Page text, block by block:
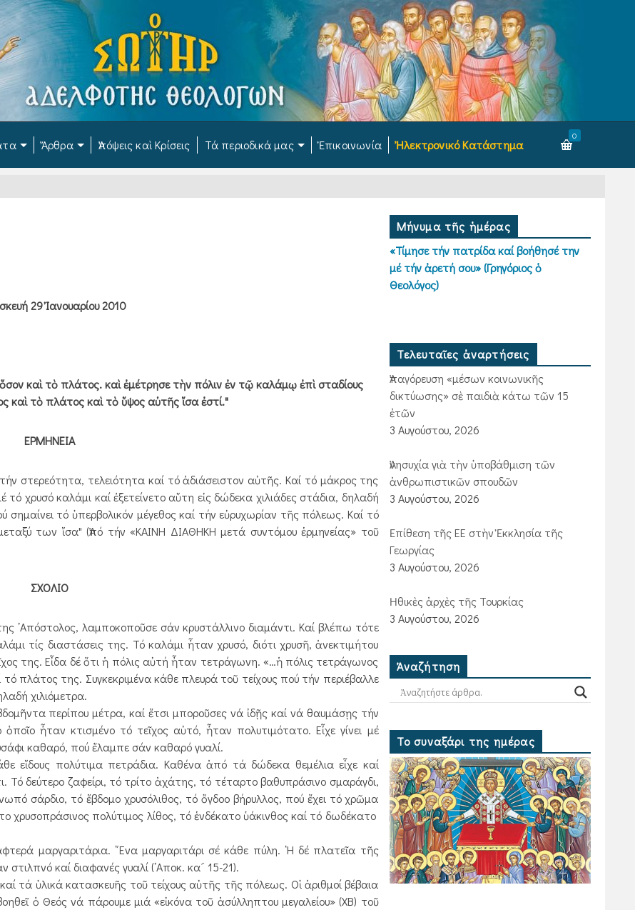
Ἄρθρα Ἀπόψεις καὶ Κρίσεις Τά περιοδικά μας Ἐπικοινωνία Ἠλεκτρονικό Κατάστημα
0
29 Ἰανουαρίου 2010
καὶ τὸ πλάτος. καὶ ἐμέτρησε τὴν πόλιν ἐν τῷ καλάμῳ ἐπὶ σταδίους
καὶ τὸ πλάτος καὶ τὸ ὕψος αὐτῆς ἴσα ἐστί."
ΕΡΜΗΝΕΙΑ
στερεότητα, τελειότητα καί τό ἀδιάσειστον αὐτῆς. Καί τό μάκρος της
χρυσό καλάμι καί ἐξετείνετο αὕτη εἰς δώδεκα χιλιάδες στάδια, δηλαδή
σημαίνει τό ὑπερβολικόν μέγεθος καί τήν εὐρυχωρίαν τῆς πόλεως. Καί τό
των ἴσα" (Ἀπό τήν «ΚΑΙΝΗ ΔΙΑΘΗΚΗ μετά συντόμου ἑρμηνείας» τοῦ
ΣΧΟΛΙΟ
᾿Απόστολος, λαμποκοποῦσε σάν κρυστάλλινο διαμάντι. Καί βλέπω τότε
τίς διαστάσεις της. Τό καλάμι ἦταν χρυσό, διότι χρυσῆ, ἀνεκτιμήτου
της. Εἶδα δέ ὅτι ἡ πόλις αὐτή ἦταν τετράγωνη. «…ἡ πόλις τετράγωνος
πλάτος της. Συγκεκριμένα κάθε πλευρά τοῦ τείχους πού τήν περιέβαλλε
χιλιόμετρα.
περίπου μέτρα, καί ἔτσι μποροῦσες νά ἰδῇς καί νά θαυμάσῃς τήν
ἦταν κτισμένο τό τεῖχος αὐτό, ἦταν πολυτιμότατο. Εἶχε γίνει μέ
καθαρό, πού ἔλαμπε σάν καθαρό γυαλί.
πολύτιμα πετράδια. Καθένα ἀπό τά δώδεκα θεμέλια εἶχε καί
Τό δεύτερο ζαφείρι, τό τρίτο ἀχάτης, τό τέταρτο βαθυπράσινο σμαράγδι,
σάρδιο, τό ἕβδομο χρυσόλιθος, τό ὄγδοο βήρυλλος, πού ἔχει τό χρῶμα
χρυσοπράσινος πολύτιμος λίθος, τό ἑνδέκατο ὑάκινθος καί τό δωδέκατο
μαργαριτάρια. ῞Ενα μαργαριτάρι σέ κάθε πύλη. ῾Η δέ πλατεῖα τῆς
καί διαφανές γυαλί (᾿Αποκ. κα´ 15-21).
τά ὑλικά κατασκευῆς τοῦ τείχους αὐτῆς τῆς πόλεως. Οἱ ἀριθμοί βέβαια
ὁ Θεός νά πάρουμε μιά «εἰκόνα τοῦ ἀσύλληπτου μεγαλείου» (ΧΒ) τοῦ
Μήνυμα τῆς ἡμέρας
«Τίμησε τήν πατρίδα καί βοήθησέ την
μέ τήν ἀρετή σου» (Γρηγόριος ὁ
Θεολόγος)
Τελευταῖες ἀναρτήσεις
Ἀπαγόρευση «μέσων κοινωνικῆς
δικτύωσης» σὲ παιδιὰ κάτω τῶν 15
ἐτῶν
3 Αυγούστου, 2026
Ἀνησυχία γιὰ τὴν ὑποβάθμιση τῶν
ἀνθρωπιστικῶν σπουδῶν
3 Αυγούστου, 2026
Ἐπίθεση τῆς ΕΕ στὴν Ἐκκλησία τῆς
Γεωργίας
3 Αυγούστου, 2026
Ἠθικὲς ἀρχὲς τῆς Τουρκίας
3 Αυγούστου, 2026
Ἀναζήτηση
Το συναξάρι της ημέρας